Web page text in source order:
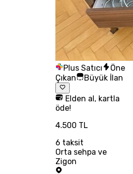
Plus Satıcı
Öne
Çıkan
Büyük İlan
Elden al, kartla
öde!
4.500 TL
6 taksit
Orta sehpa ve
Zigon